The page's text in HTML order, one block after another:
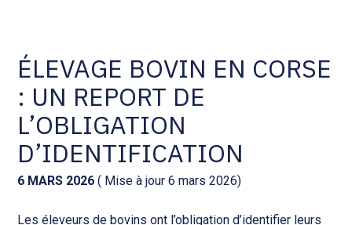
Social et ressources humaines
Assistance juridique
Pilotage d’entreprise
Tenue de votre comptabilité :
ACD
Facturation et pilotage :
EVOLIZ
ÉLEVAGE BOVIN EN CORSE
: UN REPORT DE
L’OBLIGATION
D’IDENTIFICATION
6 MARS 2026 ( Mise à jour 6 mars 2026)
Les éleveurs de bovins ont l’obligation d’identifier leurs